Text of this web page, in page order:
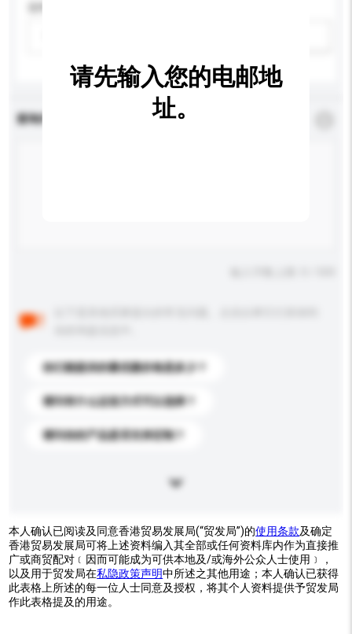
查询内容
你们能提供的最优惠价格是多少？
请问有什么运送方式可以选择？
请问你的产品是否支持定制？
请先输入您的电邮地
址。
本人确认已阅读及同意香港贸易发展局(“贸发局”)的使用条款及确定
香港贸易发展局可将上述资料编入其全部或任何资料库内作为直接推
广或商贸配对﹝因而可能成为可供本地及/或海外公众人士使用﹞，
以及用于贸发局在私隐政策声明中所述之其他用途；本人确认已获得
此表格上所述的每一位人士同意及授权，将其个人资料提供予贸发局
作此表格提及的用途。